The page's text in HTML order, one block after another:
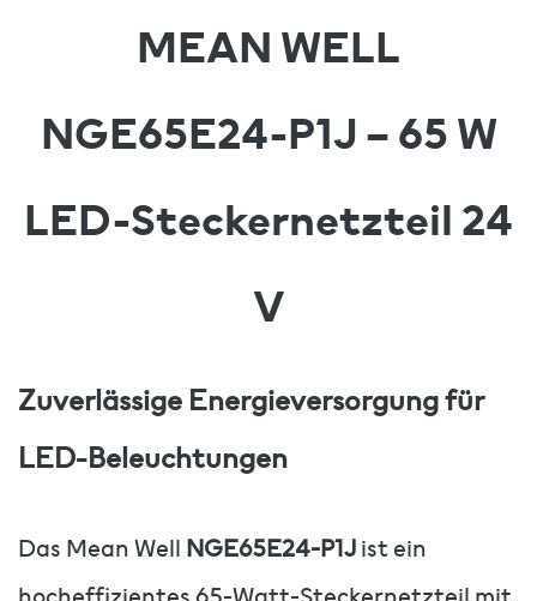
MEAN WELL
NGE65E24-P1J – 65 W
LED-Steckernetzteil 24
V
Zuverlässige Energieversorgung für
LED-Beleuchtungen
Das Mean Well NGE65E24-P1Jist ein